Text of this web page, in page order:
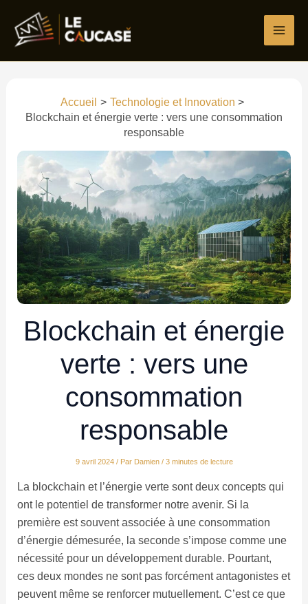
contenu
Accueil
Technologie et Innovation
Blockchain et énergie verte : vers une consommation
responsable
Blockchain et énergie
verte : vers une
consommation
responsable
9 avril 2024 / Par Damien / 3 minutes de lecture
La blockchain et l’énergie verte sont deux concepts qui
ont le potentiel de transformer notre avenir. Si la
première est souvent associée à une consommation
d’énergie démesurée, la seconde s’impose comme une
nécessité pour un développement durable. Pourtant,
ces deux mondes ne sont pas forcément antagonistes et
peuvent même se renforcer mutuellement. C’est ce que